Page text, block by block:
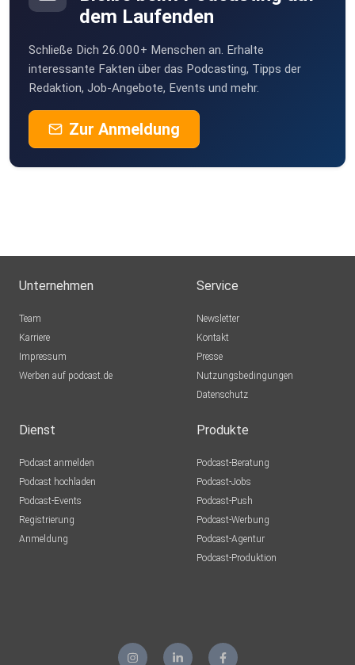
dem Laufenden
Schließe Dich 26.000+ Menschen an. Erhalte
interessante Fakten über das Podcasting, Tipps der
Redaktion, Job-Angebote, Events und mehr.
Zur Anmeldung
Unternehmen
Team
Karriere
Impressum
Werben auf podcast.de
Service
Newsletter
Kontakt
Presse
Nutzungsbedingungen
Datenschutz
Dienst
Podcast anmelden
Podcast hochladen
Podcast-Events
Registrierung
Anmeldung
Produkte
Podcast-Beratung
Podcast-Jobs
Podcast-Push
Podcast-Werbung
Podcast-Agentur
Podcast-Produktion